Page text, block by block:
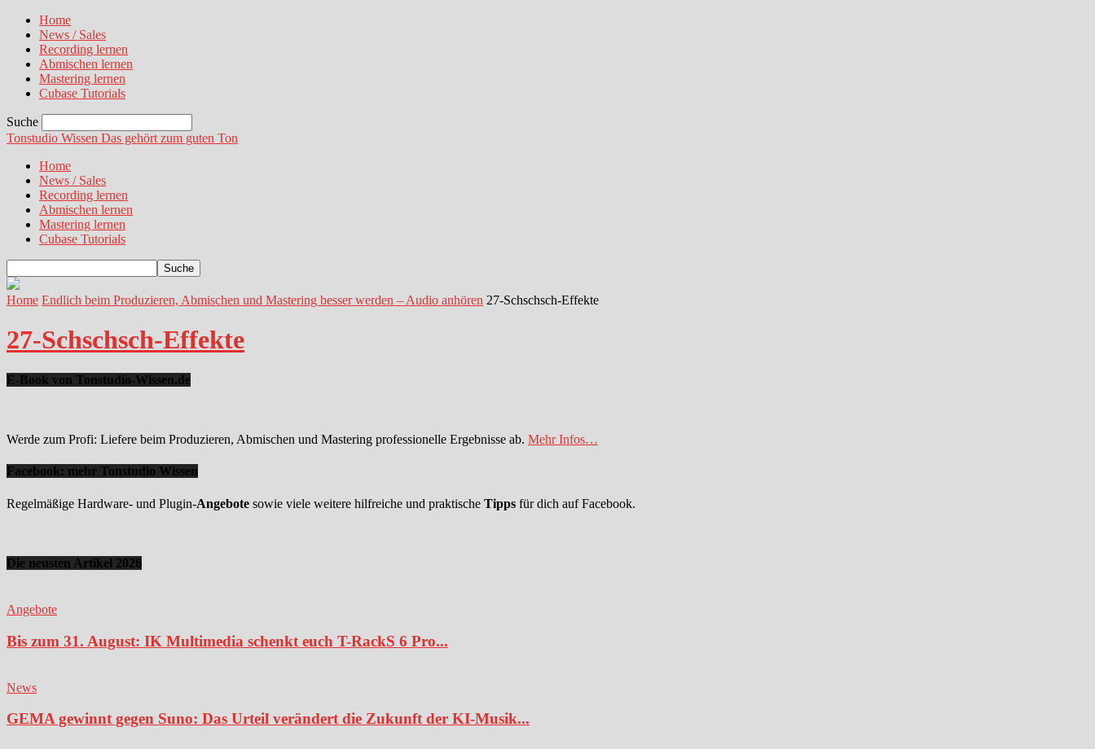
Home
News / Sales
Recording lernen
Abmischen lernen
Mastering lernen
Cubase Tutorials
Suche
Tonstudio Wissen Das gehört zum guten Ton
Home
News / Sales
Recording lernen
Abmischen lernen
Mastering lernen
Cubase Tutorials
Home Endlich beim Produzieren, Abmischen und Mastering besser werden – Audio anhören 27-Schschsch-Effekte
27-Schschsch-Effekte
E-Book von Tonstudio-Wissen.de
Werde zum Profi: Liefere beim Produzieren, Abmischen und Mastering professionelle Ergebnisse ab. Mehr Infos…
Facebook: mehr Tonstudio Wissen
Regelmäßige Hardware- und Plugin-Angebote sowie viele weitere hilfreiche und praktische Tipps für dich auf Facebook.
Die neusten Artikel 2026
Angebote
Bis zum 31. August: IK Multimedia schenkt euch T-RackS 6 Pro...
News
GEMA gewinnt gegen Suno: Das Urteil verändert die Zukunft der KI-Musik...